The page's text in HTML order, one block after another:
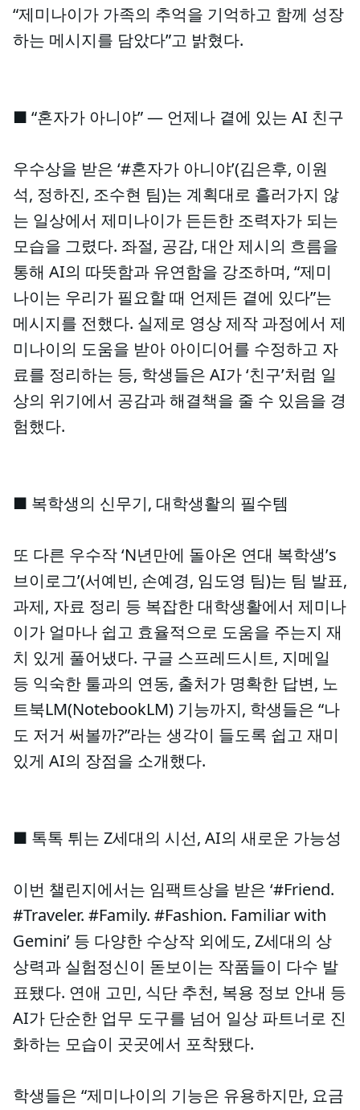
“제미나이가 가족의 추억을 기억하고 함께 성장
하는 메시지를 담았다”고 밝혔다.
■ “혼자가 아니야” — 언제나 곁에 있는 AI 친구
우수상을 받은 ‘#혼자가 아니야’(김은후, 이원
석, 정하진, 조수현 팀)는 계획대로 흘러가지 않
는 일상에서 제미나이가 든든한 조력자가 되는
모습을 그렸다. 좌절, 공감, 대안 제시의 흐름을
통해 AI의 따뜻함과 유연함을 강조하며, “제미
나이는 우리가 필요할 때 언제든 곁에 있다”는
메시지를 전했다. 실제로 영상 제작 과정에서 제
미나이의 도움을 받아 아이디어를 수정하고 자
료를 정리하는 등, 학생들은 AI가 ‘친구’처럼 일
상의 위기에서 공감과 해결책을 줄 수 있음을 경
험했다.
■ 복학생의 신무기, 대학생활의 필수템
또 다른 우수작 ‘N년만에 돌아온 연대 복학생’s
브이로그’(서예빈, 손예경, 임도영 팀)는 팀 발표,
과제, 자료 정리 등 복잡한 대학생활에서 제미나
이가 얼마나 쉽고 효율적으로 도움을 주는지 재
치 있게 풀어냈다. 구글 스프레드시트, 지메일
등 익숙한 툴과의 연동, 출처가 명확한 답변, 노
트북LM(NotebookLM) 기능까지, 학생들은 “나
도 저거 써볼까?”라는 생각이 들도록 쉽고 재미
있게 AI의 장점을 소개했다.
■ 톡톡 튀는 Z세대의 시선, AI의 새로운 가능성
이번 챌린지에서는 임팩트상을 받은 ‘#Friend.
#Traveler. #Family. #Fashion. Familiar with
Gemini’ 등 다양한 수상작 외에도, Z세대의 상
상력과 실험정신이 돋보이는 작품들이 다수 발
표됐다. 연애 고민, 식단 추천, 복용 정보 안내 등
AI가 단순한 업무 도구를 넘어 일상 파트너로 진
화하는 모습이 곳곳에서 포착됐다.
학생들은 “제미나이의 기능은 유용하지만, 요금